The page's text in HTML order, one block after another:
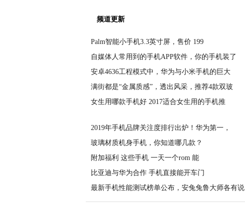
频道更新
Palm智能小手机3.3英寸屏，售价 199
自媒体人常用到的手机APP软件，你的手机装了
安卓4636工程模式中，华为与小米手机的巨大
满街都是“金属质感”，透出风采，推荐4款双玻
女生用哪款手机好 2017适合女生用的手机推
2019年手机品牌关注度排行出炉！华为第一，
玻璃材质机身手机，你知道哪几款？
附加福利 这些手机 一天一个rom 能
比亚迪与华为合作 手机直接能开车门
最新手机性能测试榜单公布，安兔兔鲁大师各有说